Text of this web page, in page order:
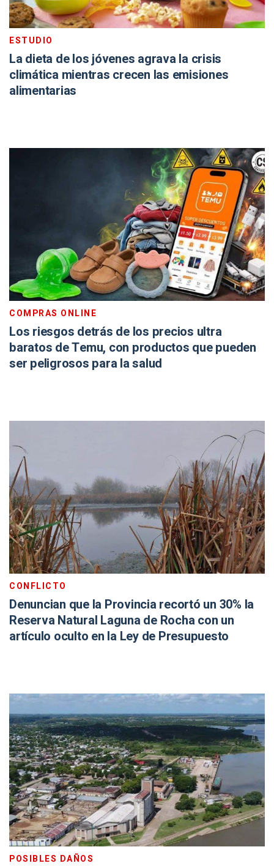
ESTUDIO
La dieta de los jóvenes agrava la crisis
climática mientras crecen las emisiones
alimentarias
COMPRAS ONLINE
Los riesgos detrás de los precios ultra
baratos de Temu, con productos que pueden
ser peligrosos para la salud
CONFLICTO
Denuncian que la Provincia recortó un 30% la
Reserva Natural Laguna de Rocha con un
artículo oculto en la Ley de Presupuesto
POSIBLES DAÑOS